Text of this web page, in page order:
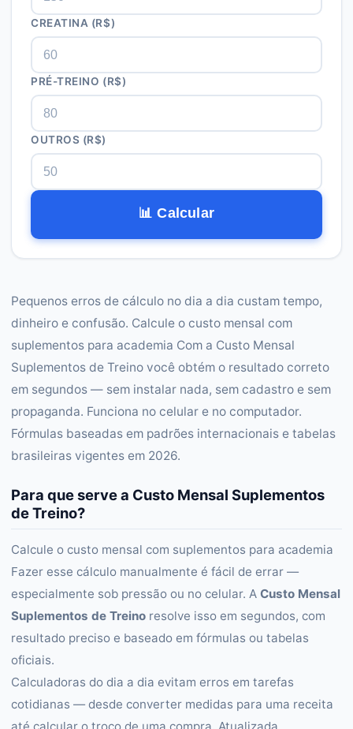
CREATINA (R$)
PRÉ-TREINO (R$)
OUTROS (R$)
📊 Calcular
Pequenos erros de cálculo no dia a dia custam tempo,
dinheiro e confusão. Calcule o custo mensal com
suplementos para academia Com a Custo Mensal
Suplementos de Treino você obtém o resultado correto
em segundos — sem instalar nada, sem cadastro e sem
propaganda. Funciona no celular e no computador.
Fórmulas baseadas em padrões internacionais e tabelas
brasileiras vigentes em 2026.
Para que serve a Custo Mensal Suplementos
de Treino?
Calcule o custo mensal com suplementos para academia
Fazer esse cálculo manualmente é fácil de errar —
especialmente sob pressão ou no celular. A Custo Mensal
Suplementos de Treino resolve isso em segundos, com
resultado preciso e baseado em fórmulas ou tabelas
oficiais.
Calculadoras do dia a dia evitam erros em tarefas
cotidianas — desde converter medidas para uma receita